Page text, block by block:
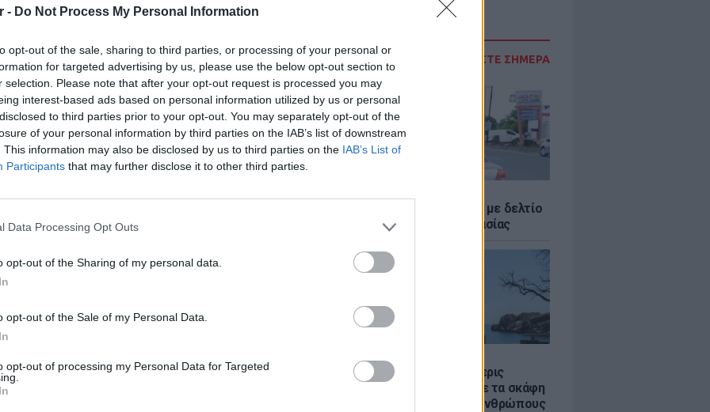
- Do Not Process My Personal Information
opt-out of the sale, sharing to third parties, or processing of your personal or
for targeted advertising by us, please use the below opt-out section to
selection. Please note that after your opt-out request is processed you may
interest-based ads based on personal information utilized by us or personal
to third parties prior to your opt-out. You may separately opt-out of the
of your personal information by third parties on the IAB’s list of downstream
This information may also be disclosed by us to third parties on the IAB’s List of
Participants that may further disclose it to other third parties.
Data Processing Opt Outs
opt-out of the Sharing of my personal data.
opt-out of the Sale of my Personal Data.
opt-out of processing my Personal Data for Targeted
ΔΙΑΒΑΣΤΕ ΣΗΜΕΡΑ
Πουέρτο Ρίκο: Διανομή νερού με δελτίο
εν μέσω παρατεταμένης ξηρασίας
Φωτιά στο Ρέθυμνο: Οι τέσσερις
«ήρωες της θάλασσας» που με τα σκάφη
τους έσωσαν πάνω από 100 ανθρώπους
σχέση ανάμεσα στην
από κοντά και την απώλεια της όρασης.
ή να αποκτήσετε πονοκέφαλο, αλλά δεν
γλιτώσεις το κρύωμα